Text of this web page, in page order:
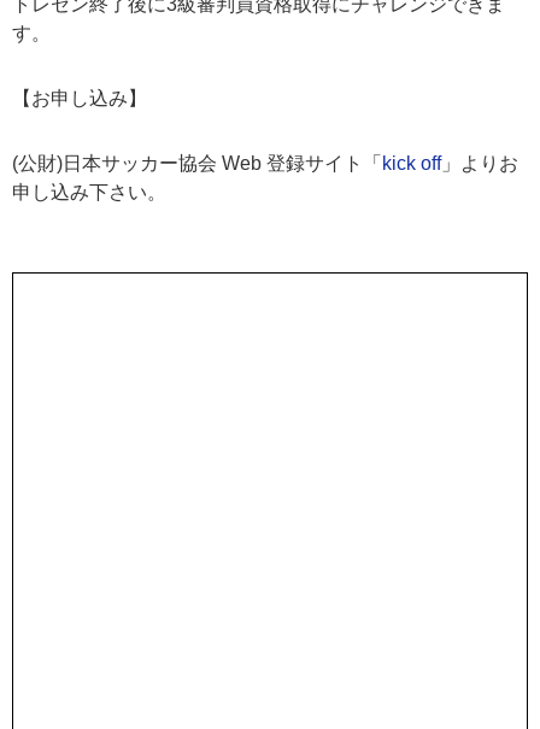
す。
【お申し込み】
(公財)日本サッカー協会 Web 登録サイト「 kick off」よりお
申し込み下さい。